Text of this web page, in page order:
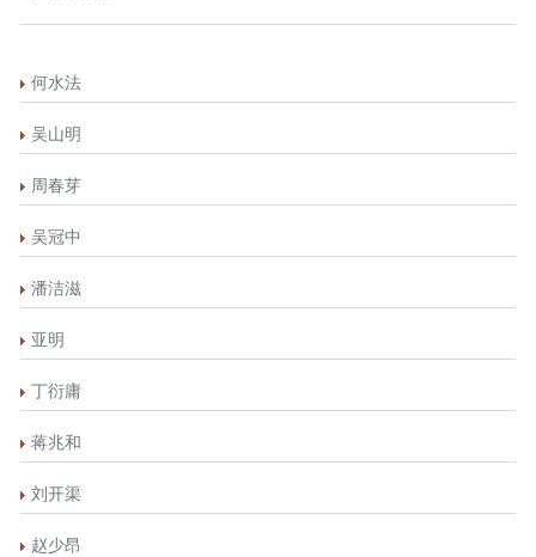
何水法
吴山明
周春芽
吴冠中
潘洁滋
亚明
丁衍庸
蒋兆和
刘开渠
赵少昂